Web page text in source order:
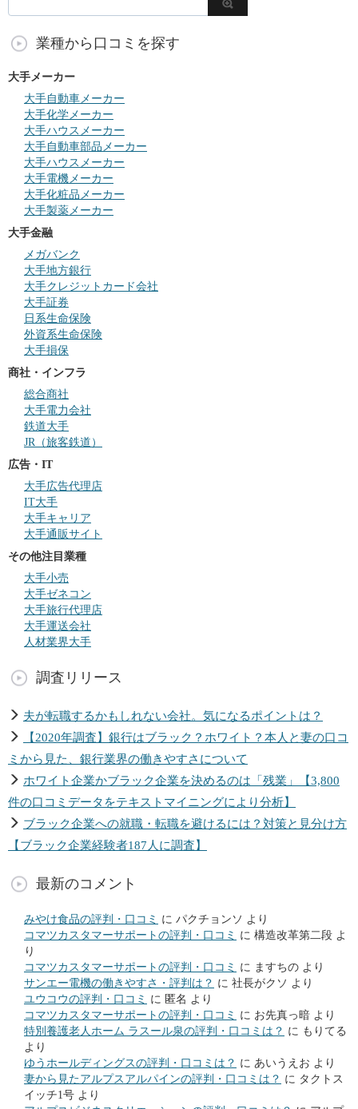
業種から口コミを探す
大手メーカー
大手自動車メーカー
大手化学メーカー
大手ハウスメーカー
大手自動車部品メーカー
大手ハウスメーカー
大手電機メーカー
大手化粧品メーカー
大手製薬メーカー
大手金融
メガバンク
大手地方銀行
大手クレジットカード会社
大手証券
日系生命保険
外資系生命保険
大手損保
商社・インフラ
総合商社
大手電力会社
鉄道大手
JR（旅客鉄道）
広告・IT
大手広告代理店
IT大手
大手キャリア
大手通販サイト
その他注目業種
大手小売
大手ゼネコン
大手旅行代理店
大手運送会社
人材業界大手
調査リリース
夫が転職するかもしれない会社。気になるポイントは？
【2020年調査】銀行はブラック？ホワイト？本人と妻の口コ
ミから見た、銀行業界の働きやすさについて
ホワイト企業かブラック企業を決めるのは「残業」【3,800
件の口コミデータをテキストマイニングにより分析】
ブラック企業への就職・転職を避けるには？対策と見分け方
【ブラック企業経験者187人に調査】
最新のコメント
みやけ食品の評判・口コミ に パクチョンソ より
コマツカスタマーサポートの評判・口コミ に 構造改革第二段 よ
り
コマツカスタマーサポートの評判・口コミ に ますちの より
サンエー電機の働きやすさ・評判は？ に 社長がクソ より
ユウコウの評判・口コミ に 匿名 より
コマツカスタマーサポートの評判・口コミ に お先真っ暗 より
特別養護老人ホーム ラスール泉の評判・口コミは？ に もりてる
より
ゆうホールディングスの評判・口コミは？ に あいうえお より
妻から見たアルプスアルパインの評判・口コミは？ に タクトス
イッチ1号 より